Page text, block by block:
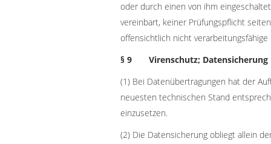
oder durch einen von ihm
vereinbart, keiner Prüfungspflicht
offensichtlich nicht
§ 9 Virenschutz; Datensicherung
(1) Bei Datenübertragungen hat der
neuesten technischen Stand
einzusetzen.
(2) Die Datensicherung obliegt allein